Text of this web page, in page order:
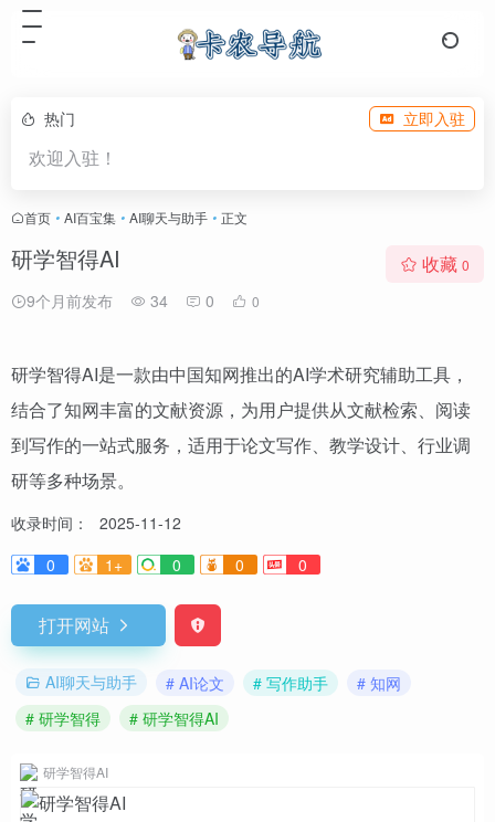
热门 立即入驻
欢迎入驻！
首页 • AI百宝集 • AI聊天与助手 • 正文
研学智得AI
9个月前发布 34 0 0
收藏 0
研学智得AI是一款由中国知网推出的AI学术研究辅助工具，
结合了知网丰富的文献资源，为用户提供从文献检索、阅读
到写作的一站式服务，适用于论文写作、教学设计、行业调
研等多种场景。
收录时间：
2025-11-12
0
1+ 0 0 0
打开网站
AI聊天与助手 # AI论文 # 写作助手
# 知网
# 研学智得
# 研学智得AI
研学智得AI